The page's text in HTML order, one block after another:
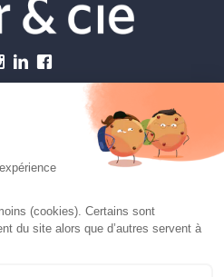
vétérinaires
nous